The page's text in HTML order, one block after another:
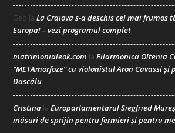
Geo la La Craiova s-a deschis cel mai frumos
Europa! – vezi programul complet
matrimonialeok.com la Filarmonica Oltenia
“METAmorfoze” cu violonistul Aron Cavassi
Dascălu
Cristina la Europarlamentarul Siegfried
măsuri de sprijin pentru fermieri și pentru